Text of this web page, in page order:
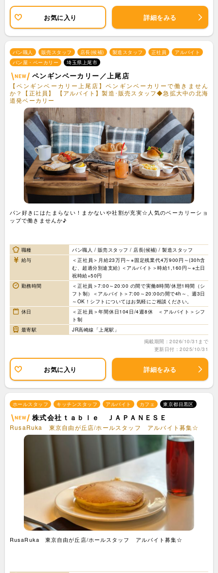
お気に入り 詳細をみる
パン職人 販売スタッフ 店長(候補) 製造スタッフ 正社員
アルバイト
パン屋・ベーカリー
埼玉県上尾市
ペンギンベーカリー／上尾店
【ペンギンベーカリー上尾店】ペンギンベーカリーで働きません
か？【正社員】 【アルバイト】製造･販売スタッフ◆急拡大中の北海
道発ベーカリー
パン好きにはたまらない！まかないや社割が充実☆人気のベーカリーショ
ップで働きませんか♪
職種
パン職人 / 販売スタッフ / 店長(候補) / 製造スタッフ
給与
＜正社員＞月給23万円～※固定残業代4万900円～(30h含
む、超過分別途支給) ＜アルバイト＞時給1,160円～※土日
祝時給+50円
勤務時間
＜正社員＞7:00～20:00 の間で実働8時間/休憩1時間（シ
フト制）＜アルバイト＞7:00～20:00の間で4h～、週3日
～OK！シフトについてはお気軽にご相談ください。
休日
＜正社員＞年間休日104日/4週8休 ＜アルバイト＞シフ
ト制
最寄駅
JR高崎線「上尾駅」
掲載期間：2026/10/31まで
更新日付：2025/10/31
お気に入り 詳細をみる
ホールスタッフ キッチンスタッフ アルバイト カフェ 東京都目黒区
株式会社ｔａｂｌｅ ＪＡＰＡＮＥＳＥ
RusaRuka 東京自由が丘店/ホールスタッフ アルバイト募集☆
RusaRuka 東京自由が丘店/ホールスタッフ アルバイト募集☆